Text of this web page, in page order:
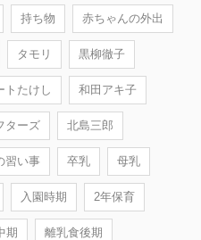
持ち物 赤ちゃんの外出
タモリ 黒柳徹子
トたけし 和田アキ子
ターズ 北島三郎
習い事 卒乳 母乳
入園時期 2年保育
期 離乳食後期